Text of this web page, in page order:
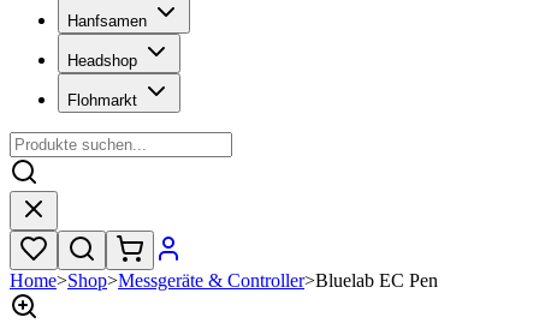
Hanfsamen
Headshop
Flohmarkt
Home>Shop>Messgeräte & Controller>Bluelab EC Pen